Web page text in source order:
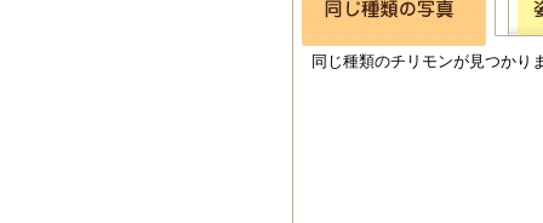
同じ種類のチリモンが見つかり